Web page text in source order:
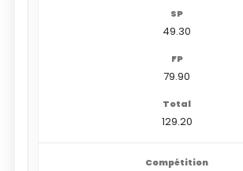
49.30
79.90
129.20